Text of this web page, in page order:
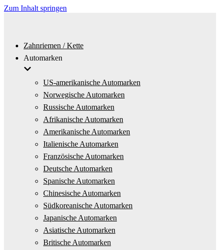
Zum Inhalt springen
Zahnriemen / Kette
Automarken
US-amerikanische Automarken
Norwegische Automarken
Russische Automarken
Afrikanische Automarken
Amerikanische Automarken
Italienische Automarken
Französische Automarken
Deutsche Automarken
Spanische Automarken
Chinesische Automarken
Südkoreanische Automarken
Japanische Automarken
Asiatische Automarken
Britische Automarken